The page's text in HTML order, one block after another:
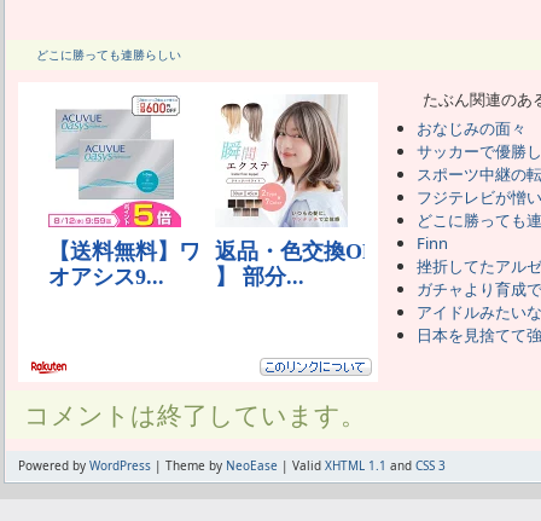
どこに勝っても連勝らしい
たぶん関連のあ
おなじみの面々
サッカーで優勝
スポーツ中継の
フジテレビが憎い
どこに勝っても
Finn
挫折してたアル
ガチャより育成
アイドルみたい
日本を見捨てて
コメントは終了しています。
Powered by WordPress | Theme by NeoEase | Valid XHTML 1.1 and CSS 3